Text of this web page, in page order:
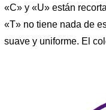
«C» y «U» están
«T» no tiene nada de
suave y uniforme. El